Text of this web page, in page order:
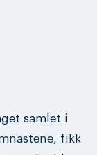
samlet i
fikk